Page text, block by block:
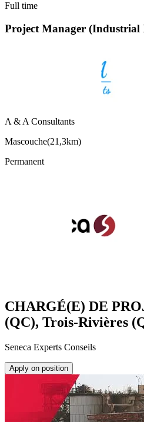
Full time
Project Manager (Industrial
A & A Consultants
Mascouche(21,3km)
Permanent
CHARGÉ(E) DE
(QC), Trois-Rivières
Seneca Experts Conseils
Apply on position